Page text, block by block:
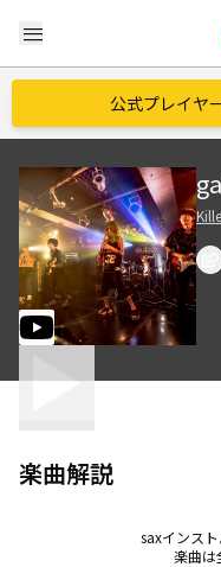
menu
公式プレイヤ
楽曲解説
saxインス
楽曲は